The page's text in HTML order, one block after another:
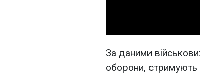
За даними
оборони, стримують